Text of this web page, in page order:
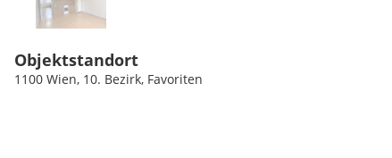
Objektstandort
1100 Wien, 10. Bezirk, Favoriten